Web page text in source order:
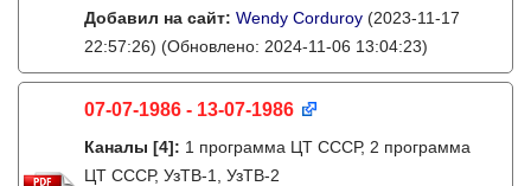
Добавил на сайт: Wendy Corduroy (2023-11-17
22:57:26) (Обновлено: 2024-11-06 13:04:23)
07-07-1986 - 13-07-1986
Каналы [4]: 1 программа ЦТ СССР, 2 программа
ЦТ СССР, УзТВ-1, УзТВ-2